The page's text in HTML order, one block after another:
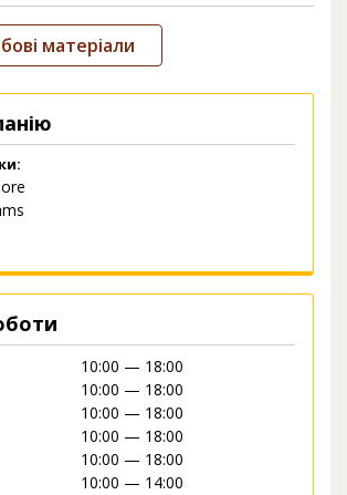
матеріали
10:00 — 18:00
10:00 — 18:00
10:00 — 18:00
10:00 — 18:00
10:00 — 18:00
10:00 — 14:00